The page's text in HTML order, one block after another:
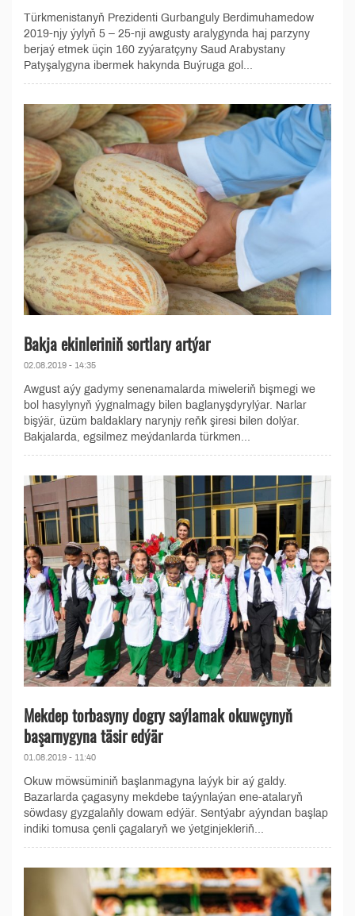
Türkmenistanyň Prezidenti Gurbanguly Berdimuhamedow
2019-njy ýylyň 5 – 25-nji awgusty aralygynda haj parzyny
berjaý etmek üçin 160 zyýaratçyny Saud Arabystany
Patyşalygyna ibermek hakynda Buýruga gol...
Bakja ekinleriniň sortlary artýar
02.08.2019 - 14:35
Awgust aýy gadymy senenamalarda miweleriň bişmegi we
bol hasylynyň ýygnalmagy bilen baglanyşdyrylýar. Narlar
bişýär, üzüm baldaklary narynjy reňk şiresi bilen dolýar.
Bakjalarda, egsilmez meýdanlarda türkmen...
Mekdep torbasyny dogry saýlamak okuwçynyň
başarnygyna täsir edýär
01.08.2019 - 11:40
Okuw möwsüminiň başlanmagyna laýyk bir aý galdy.
Bazarlarda çagasyny mekdebe taýynlaýan ene-atalaryň
söwdasy gyzgalaňly dowam edýär. Sentýabr aýyndan başlap
indiki tomusa çenli çagalaryň we ýetginjekleriň...